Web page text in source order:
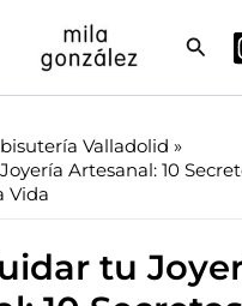
Valladolid
Artesanal: 10
Vida
tu